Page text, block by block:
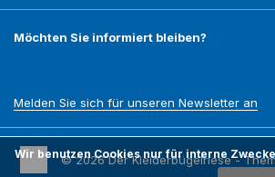
Möchten Sie informiert bleiben?
Melden Sie sich für unseren Newsletter an
© 2026 Der Kleiderbügelriese -
Wir benutzen Cookies nur für interne